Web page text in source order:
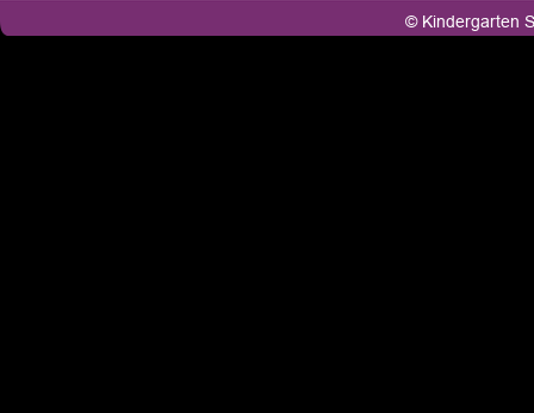
© Kindergarten